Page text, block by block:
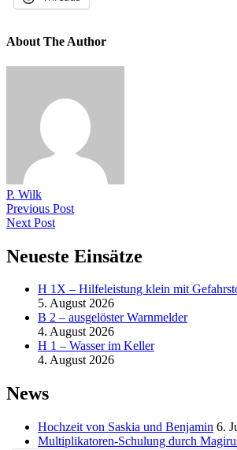
About The Author
P. Wilk
Previous Post
Next Post
Neueste Einsätze
H 1X – Hilfeleistung klein mit
5. August 2026
B 2 – ausgelöster Warnmelder
4. August 2026
H 1 – Wasser im Keller
4. August 2026
News
Hochzeit von Saskia und Benjamin 6.
Multiplikatoren-Schulung durch